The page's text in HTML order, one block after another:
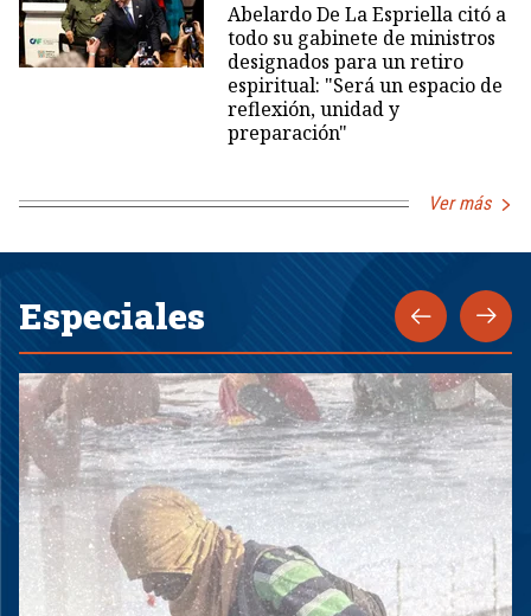
Abelardo De La Espriella citó a
todo su gabinete de ministros
designados para un retiro
espiritual: "Será un espacio de
reflexión, unidad y
preparación"
Ver más
Especiales